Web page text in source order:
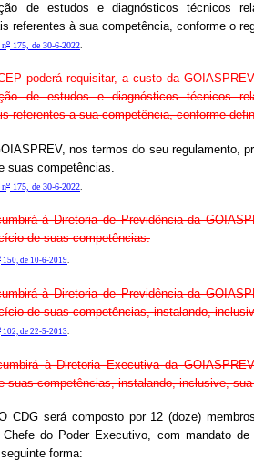
de estudos e diagnósticos técnicos
referentes à sua competência, conforme o
no 175, de 30-6-2022
poderá requisitar, a custo da
de estudos e diagnósticos técnicos
referentes a sua competência, conforme
nos termos do seu regulamento,
suas competências.
no 175, de 30-6-2022
à Diretoria de Previdência da
de suas competências.
150, de 10-6-2019.
à Diretoria de Previdência da
de suas competências, instalando,
102, de 22-5-2013.
à Diretoria Executiva da
suas competências, instalando, inclusive,
CDG será composto por 12 (doze)
do Poder Executivo, com mandato
forma: